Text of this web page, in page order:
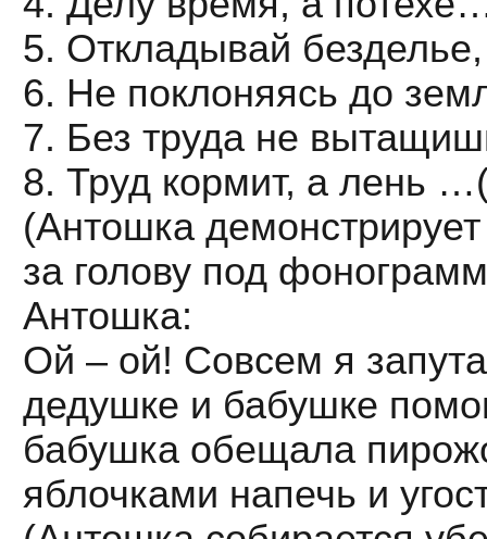
5. Откладывай
6. Не поклоняясь до
7. Без труда не
8. Труд кормит, а лень
(Антошка
за голову под
Антошка:
Ой – ой! Совсем я
дедушке и бабушке
бабушка обещала
яблочками напечь и